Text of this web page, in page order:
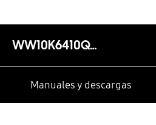
WW10K6410QX
Manuales y descargas